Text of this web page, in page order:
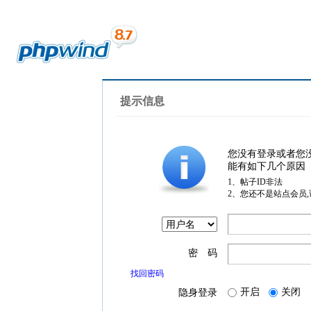
提示信息
您没有登录或者您
能有如下几个原因
1、帖子ID非法
2、您还不是站点会员
密 码
找回密码
隐身登录 开启 关闭